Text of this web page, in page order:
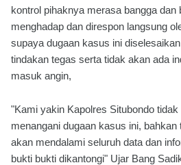
kontrol pihaknya merasa bangga
menghadap dan direspon langsung
supaya dugaan kasus ini
tindakan tegas serta tidak akan ada
masuk angin,
"Kami yakin Kapolres Situbondo
menangani dugaan kasus ini,
akan mendalami seluruh data dan
bukti bukti dikantongi" Ujar Bang